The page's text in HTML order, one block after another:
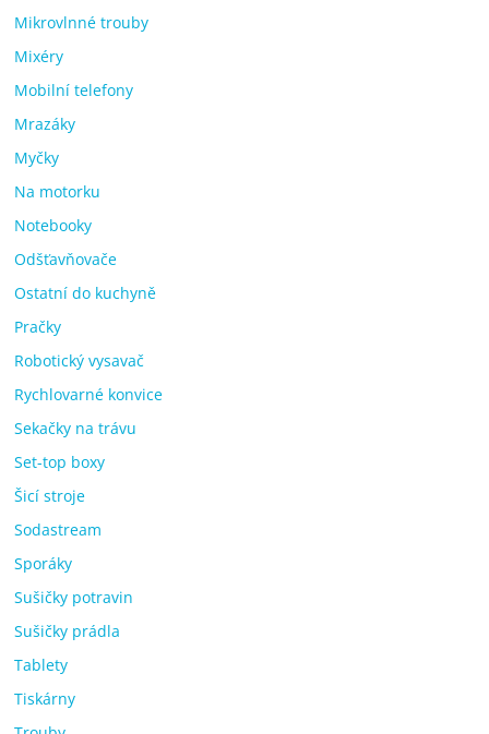
Mikrovlnné trouby
Mixéry
Mobilní telefony
Mrazáky
Myčky
Na motorku
Notebooky
Odšťavňovače
Ostatní do kuchyně
Pračky
Robotický vysavač
Rychlovarné konvice
Sekačky na trávu
Set-top boxy
Šicí stroje
Sodastream
Sporáky
Sušičky potravin
Sušičky prádla
Tablety
Tiskárny